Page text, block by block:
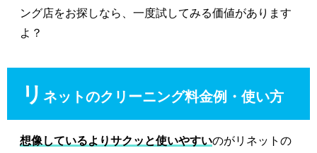
ング店をお探しなら、一度試してみる価値があります
よ？
リ ネットのクリーニング料金例・使い方
想像しているよりサクッと使いやすいのがリネットの